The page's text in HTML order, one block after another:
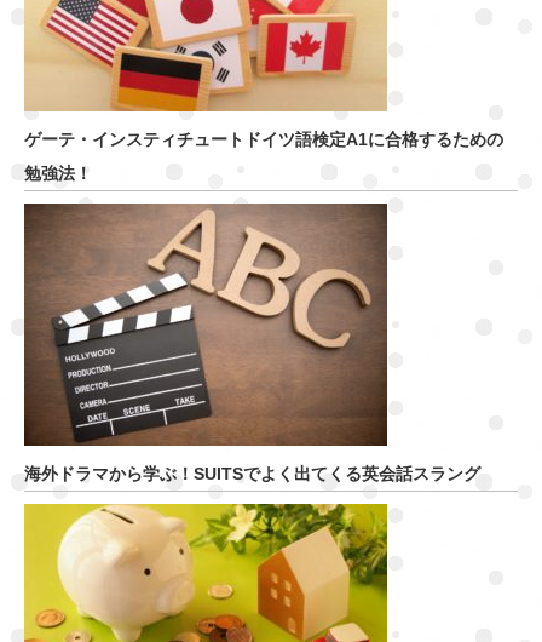
ゲーテ・インスティチュートドイツ語検定A1に合格するための
勉強法！
海外ドラマから学ぶ！SUITSでよく出てくる英会話スラング